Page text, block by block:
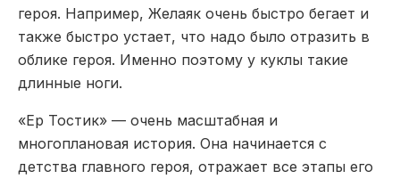
героя. Например, Желаяк очень быстро бегает и
также быстро устает, что надо было отразить в
облике героя. Именно поэтому у куклы такие
длинные ноги.
«Ер Тостик» — очень масштабная и
многоплановая история. Она начинается с
детства главного героя, отражает все этапы его